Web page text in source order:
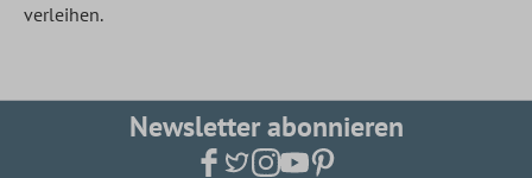
verleihen.
Newsletter abonnieren